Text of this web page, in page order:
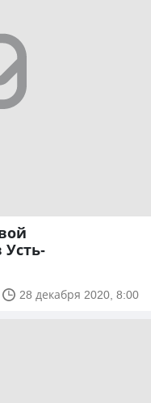
28 декабря 2020, 8:00